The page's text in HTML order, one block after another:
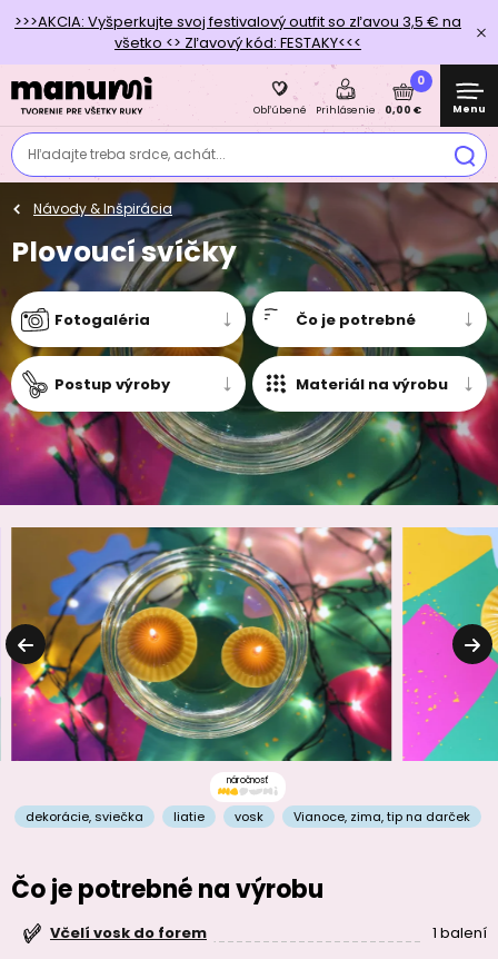
>>>AKCIA: Vyšperkujte svoj festivalový outfit so zľavou 3,5 € na
všetko <> Zľavový kód: FESTAKY<<<
Hľadajte treba srdce, achát...
Obľúbené Prihlásenie
0
0,00 € Menu
Návody & Inšpirácia
Plovoucí svíčky
Fotogaléria Čo je potrebné
Postup výroby Materiál na výrobu
náročnosť
dekorácie, sviečka liatie vosk Vianoce, zima,tip na darček
Čo je potrebné na výrobu
Včelí vosk do forem
1 balení